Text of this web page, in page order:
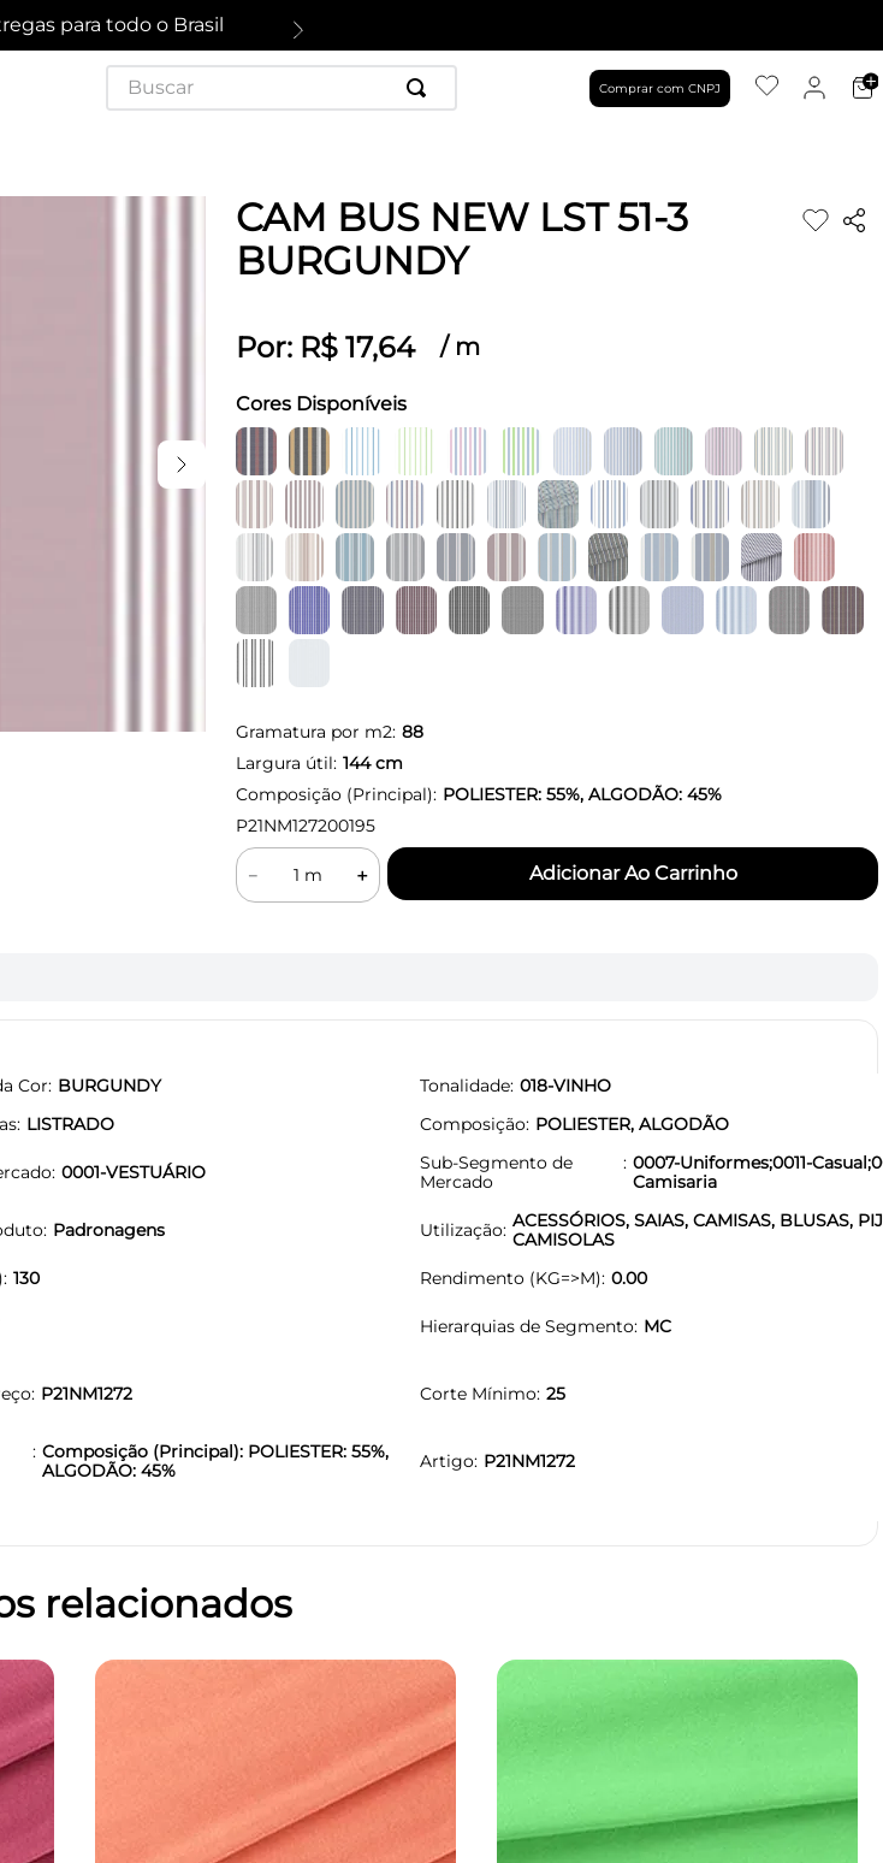
para todo o Brasil
Buscar
Comprar com CNPJ
CAM BUS NEW LST 51-3
BURGUNDY
Por: R$ 17,64 / m
Cores Disponíveis
Gramatura por m2: 88
Largura útil: 144cm
Composição (Principal): POLIESTER: 55%, ALGODÃO: 45%
P21NM127200195
＋
－
Cor BURGUNDY Tonalidade 018-VINHO
LISTRADO Composição POLIESTER, ALGODÃO
0001-VESTUÁRIO
Sub-Segmento de
Mercado
0007-Uniformes;0011-
Camisaria
Padronagens Utilização ACESSÓRIOS, SAIAS, CAMISAS, BLUSAS,
CAMISOLAS
130 Rendimento (KG=>M) 0.00
Hierarquias de Segmento MC
P21NM1272 Corte Mínimo 25
Composição (Principal): POLIESTER: 55%,
ALGODÃO: 45%
Artigo P21NM1272
relacionados